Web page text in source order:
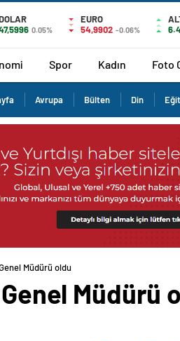
0.05%
EURO
54,9902 -0.06%
Spor Kadın Foto
Avrupa Bülten Din
Müdürü oldu
Müdürü